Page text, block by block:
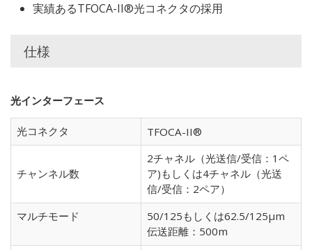
実績あるTFOCA-II®光コネクタの採用
仕様
光インターフェース
光コネクタ TFOCA-II®
チャンネル数
2チャネル（光送信/受信：1ペ
ア)もしくは4チャネル（光送
信/受信：2ペア）
マルチモード
50/125もしくは62.5/125μm
伝送距離：500m